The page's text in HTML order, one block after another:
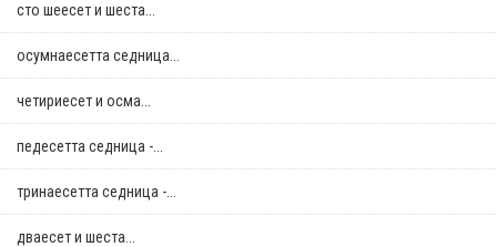
сто шеесет и шеста...
осумнaесетта седница...
четириесет и осма...
педесетта седница -...
тринаесетта седница -...
дваесет и шеста...